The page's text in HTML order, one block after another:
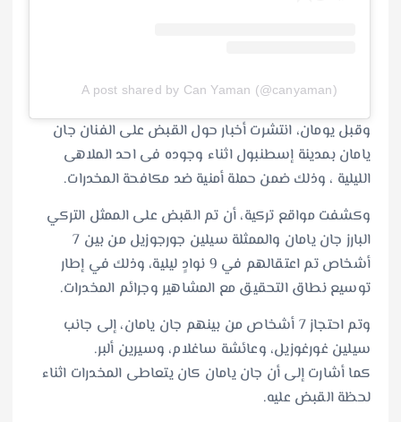
A post shared by Can Yaman (@canyaman)
وقبل يومان، انتشرت أخبار حول القبض على الفنان جان
يامان بمدينة إسطنبول اثناء وجوده فى احد الملاهى
الليلية ، وذلك ضمن حملة أمنية ضد مكافحة المخدرات.
وكشفت مواقع تركية، أن تم القبض على الممثل التركي
البارز جان يامان والممثلة سيلين جورجوزيل من بين 7
أشخاص تم اعتقالهم في 9 نوادٍ ليلية، وذلك في إطار
توسيع نطاق التحقيق مع المشاهير وجرائم المخدرات.
وتم احتجاز 7 أشخاص من بينهم جان يامان، إلى جانب
سيلين غورغوزيل، وعائشة ساغلام، وسيرين ألبر.
كما أشارت إلى أن جان يامان كان يتعاطى المخدرات اثناء
لحظة القبض عليه.